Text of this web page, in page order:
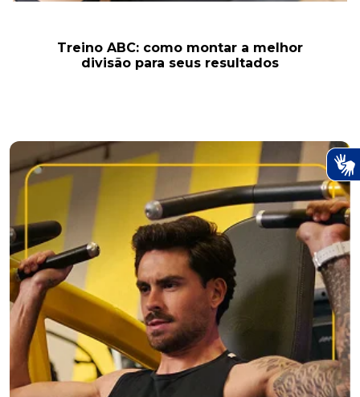
Treino ABC: como montar a melhor
divisão para seus resultados